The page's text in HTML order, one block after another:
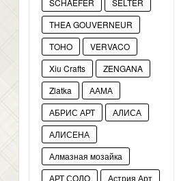
SCHAEFER
SELTER
THEA GOUVERNEUR
TOHO
VERVACO
Xiu Crafts
ZENGANA
Zlatka
ААМА
АБРИС АРТ
АЛИСА
АЛИСЕНА
Алмазная мозайка
АРТ СОЛО
Астрия Арт